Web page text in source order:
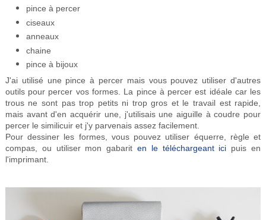
pince à percer
ciseaux
anneaux
chaine
pince à bijoux
J'ai utilisé une pince à percer mais vous pouvez utiliser d'autres
outils pour percer vos formes. La pince à percer est idéale car les
trous ne sont pas trop petits ni trop gros et le travail est rapide,
mais avant d'en acquérir une, j'utilisais une aiguille à coudre pour
percer le similicuir et j'y parvenais assez facilement.
Pour dessiner les formes, vous pouvez utiliser équerre, règle et
compas, ou utiliser mon gabarit en le téléchargeant ici puis en
l'imprimant.